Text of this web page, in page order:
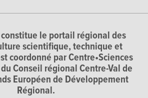
constitue le portail régional des
scientifique, technique et
coordonné par Centre•Sciences
Conseil régional Centre-Val de
Européen de Développement
Régional.